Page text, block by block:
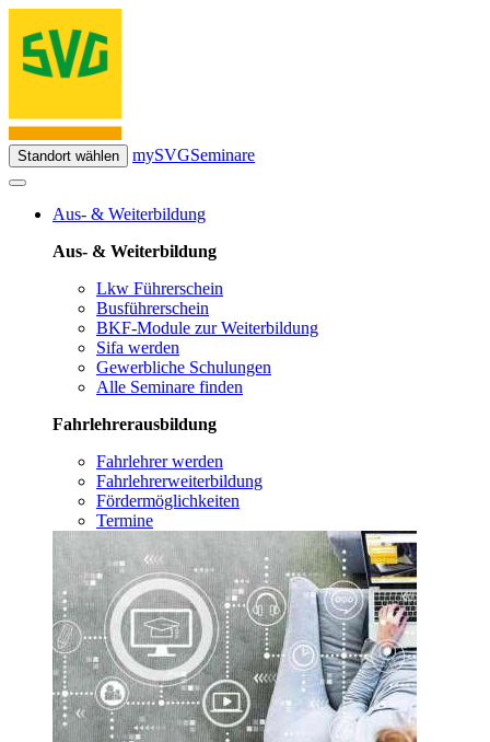
Standort wählen mySVGSeminare
Aus- & Weiterbildung
Aus- & Weiterbildung
Lkw Führerschein
Busführerschein
BKF-Module zur Weiterbildung
Sifa werden
Gewerbliche Schulungen
Alle Seminare finden
Fahrlehrerausbildung
Fahrlehrer werden
Fahrlehrerweiterbildung
Fördermöglichkeiten
Termine